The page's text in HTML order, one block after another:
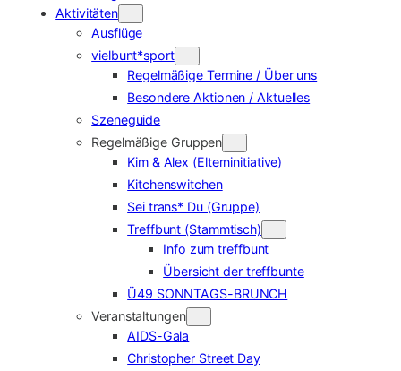
Aktivitäten
Ausflüge
vielbunt*sport
Regelmäßige Termine / Über uns
Besondere Aktionen / Aktuelles
Szeneguide
Regelmäßige Gruppen
Kim & Alex (Elterninitiative)
Kitchenswitchen
Sei trans* Du (Gruppe)
Treffbunt (Stammtisch)
Info zum treffbunt
Übersicht der treffbunte
Ü49 SONNTAGS-BRUNCH
Veranstaltungen
AIDS-Gala
Christopher Street Day